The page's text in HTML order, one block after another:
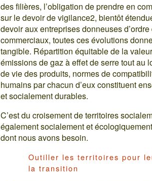
des filières, l’obligation de prendre en
sur le devoir de vigilance2, bientôt
devoir aux entreprises donneuses
commerciaux, toutes ces évolutions
tangible. Répartition équitable de la
émissions de gaz à effet de serre tout au
de vie des produits, normes de
humains par chacun d’eux constituent
et socialement durables.
C’est du croisement de territoires
également socialement et
dont nous avons besoin.
Outiller les territoires pour
la transition